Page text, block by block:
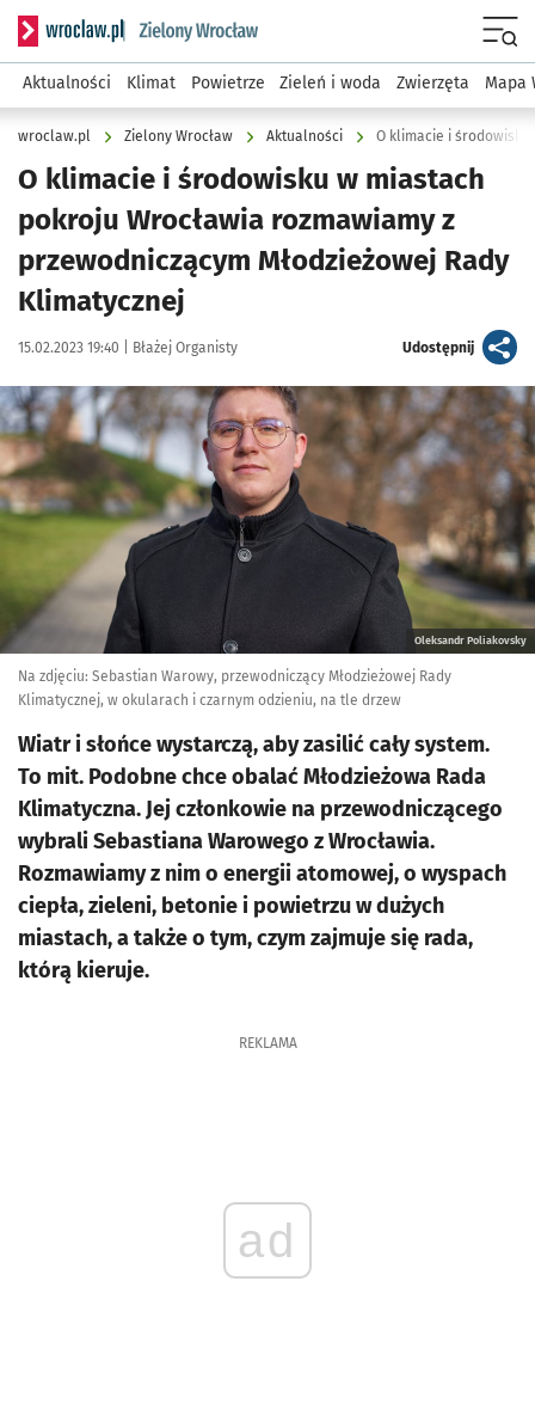
Serwis informacyjny wroclaw.pl podserwis: Środowisko we
Aktualności Klimat Powietrze Zieleń i woda Zwierzęta Mapa
wroclaw.pl Zielony Wrocław Aktualności
O klimacie i środowisku w miastach
pokroju Wrocławia rozmawiamy z
przewodniczącym Młodzieżowej Rady
Klimatycznej
Data publikacji:
15.02.2023 19:40 | Autor:
Błażej Organisty Udostępnijartykuł
Kliknij, aby powiększyć
Oleksandr Poliakovsky
Na zdjęciu: Sebastian Warowy, przewodniczący Młodzieżowej Rady
Klimatycznej, w okularach i czarnym odzieniu, na tle drzew
Wiatr i słońce wystarczą, aby zasilić cały system.
To mit. Podobne chce obalać Młodzieżowa Rada
Klimatyczna. Jej członkowie na przewodniczącego
wybrali Sebastiana Warowego z Wrocławia.
Rozmawiamy z nim o energii atomowej, o wyspach
ciepła, zieleni, betonie i powietrzu w dużych
miastach, a także o tym, czym zajmuje się rada,
którą kieruje.
REKLAMA
ad